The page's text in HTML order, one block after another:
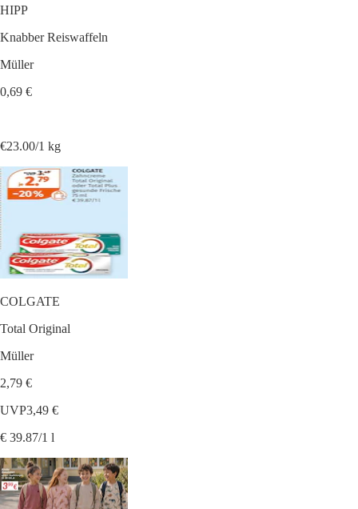
HIPP
Knabber Reiswaffeln
Müller
0,69 €
€23.00/1 kg
COLGATE
Total Original
Müller
2,79 €
UVP3,49 €
€ 39.87/1 l